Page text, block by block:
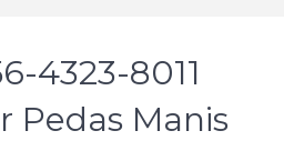
4323-8011
Pedas Manis